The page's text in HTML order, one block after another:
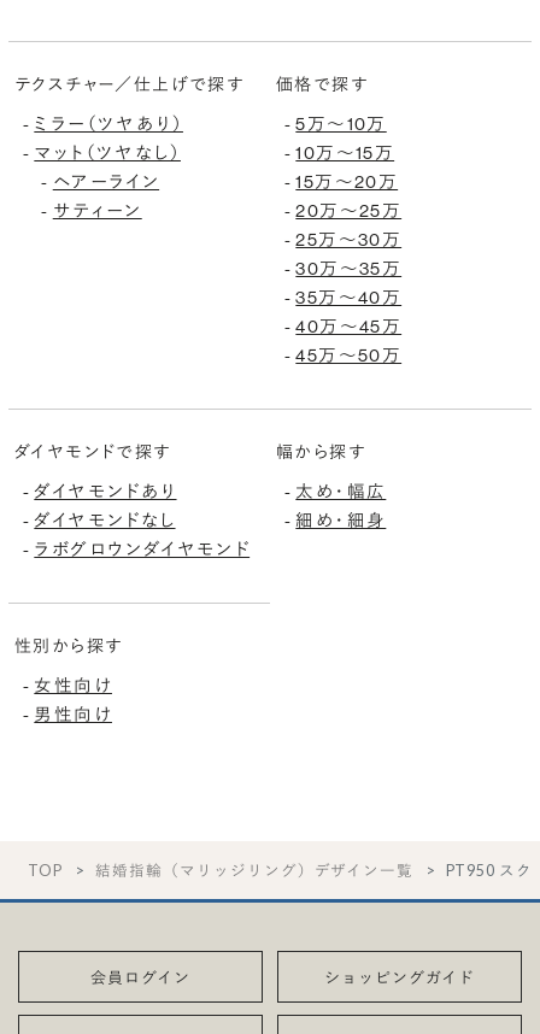
テクスチャー／仕上げで探す
- ミラー（ツヤあり）
- マット（ツヤなし）
- ヘアーライン
- サティーン
価格で探す
-5万〜10万
-10万〜15万
-15万〜20万
-20万〜25万
-25万〜30万
-30万〜35万
-35万〜40万
-40万〜45万
-45万〜50万
ダイヤモンドで探す
-ダイヤモンドあり
-ダイヤモンドなし
- ラボグロウンダイヤモンド
幅から探す
- 太め・幅広
-細め・細身
性別から探す
- 女性向け
- 男性向け
TOP 結婚指輪（マリッジリング）デザイン一覧 PT950 スク
会員ログイン ショッピングガイド